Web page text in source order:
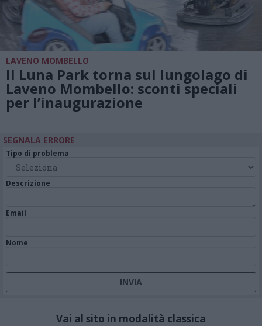
LAVENO MOMBELLO
Il Luna Park torna sul lungolago di
Laveno Mombello: sconti speciali
per l’inaugurazione
SEGNALA ERRORE
Tipo di problema
Descrizione
Email
Nome
Vai al sito in modalità classica